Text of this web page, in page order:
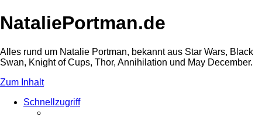
NataliePortman.de
Alles rund um Natalie Portman, bekannt aus Star Wars, Black
Swan, Knight of Cups, Thor, Annihilation und May December.
Zum Inhalt
Schnellzugriff